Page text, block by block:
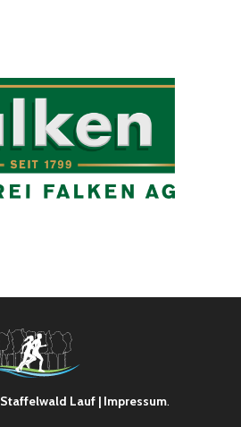
Staffelwald Lauf| Impressum.